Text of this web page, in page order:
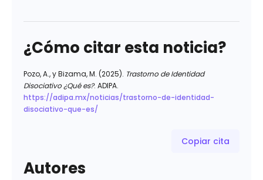
¿Cómo citar esta noticia?
Pozo, A., y Bizama, M. (2025). Trastorno de Identidad
Disociativo ¿Qué es?. ADIPA.
https://adipa.mx/noticias/trastorno-de-identidad-
disociativo-que-es/
Copiar cita
Autores